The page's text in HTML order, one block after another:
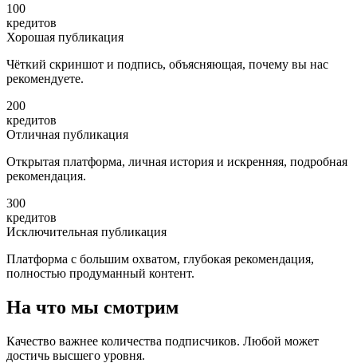
100
кредитов
Хорошая публикация
Чёткий скриншот и подпись, объясняющая, почему вы нас
рекомендуете.
200
кредитов
Отличная публикация
Открытая платформа, личная история и искренняя, подробная
рекомендация.
300
кредитов
Исключительная публикация
Платформа с большим охватом, глубокая рекомендация,
полностью продуманный контент.
На что мы смотрим
Качество важнее количества подписчиков. Любой может
достичь высшего уровня.